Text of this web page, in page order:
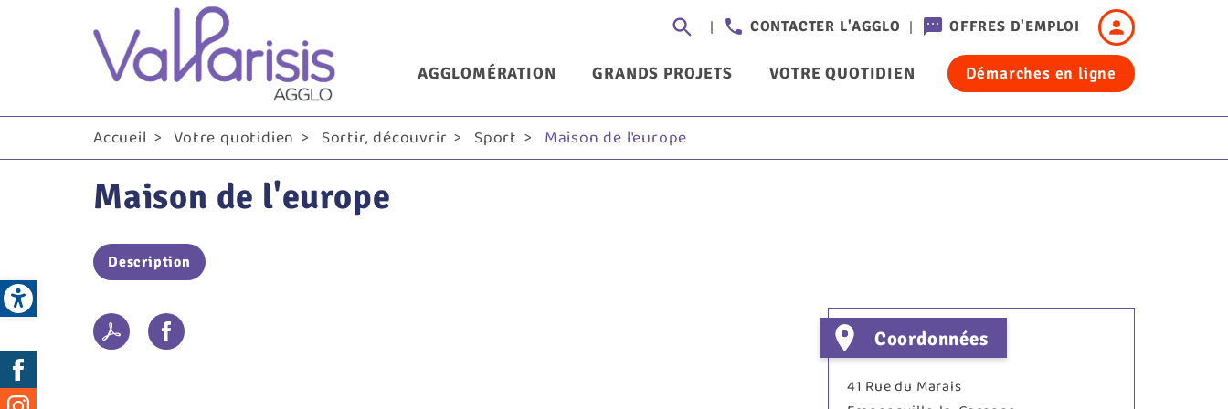
Open toolbar
principal
Header
-
CONTACTER L'AGGLO OFFRES D'EMPLOI
Header
-
Connexion
MenuAGGLOMÉRATION GRANDS PROJETS VOTRE QUOTIDIEN Démarches en ligne
Accueil Votre quotidien Sortir, découvrir Sport Maison de l'europe
Réseaux
sociaux
Maison de l'europe
Description
Coordonnées
41 Rue du Marais